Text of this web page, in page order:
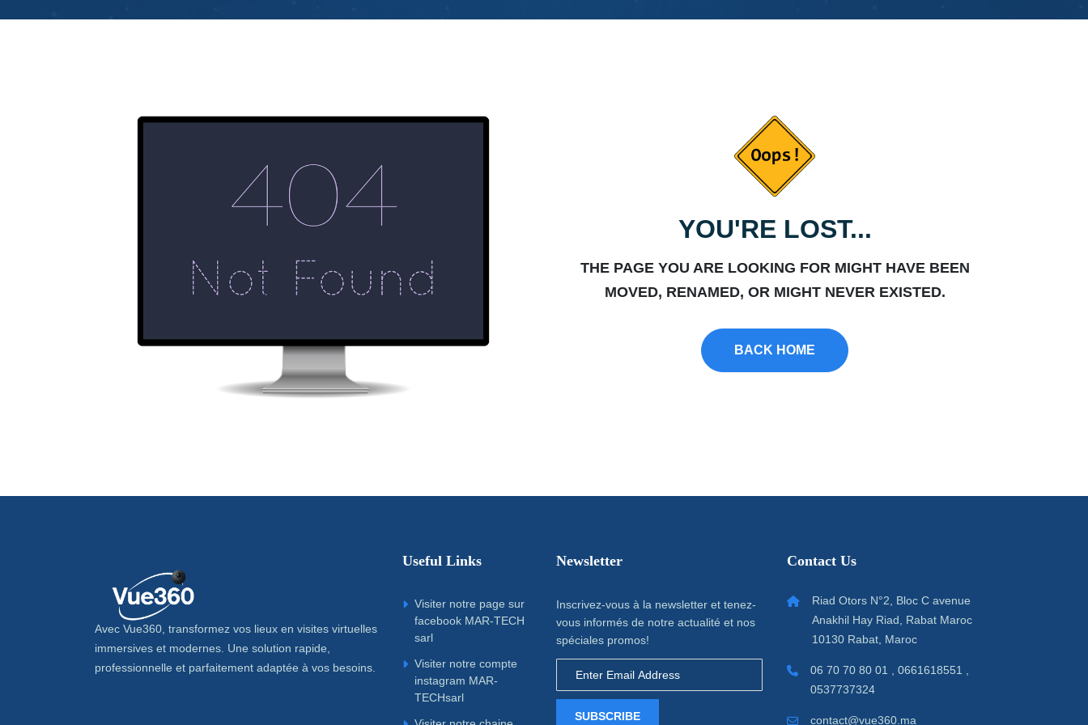
YOU'RE LOST...
THE PAGE YOU ARE LOOKING FOR MIGHT HAVE BEEN
MOVED, RENAMED, OR MIGHT NEVER EXISTED.
BACK HOME
Avec Vue360, transformez vos lieux en visites virtuelles
immersives et modernes. Une solution rapide,
professionnelle et parfaitement adaptée à vos besoins.
Useful Links
Visiter notre page sur
facebook MAR-TECH
sarl
Visiter notre compte
instagram MAR-
TECHsarl
Newsletter
Inscrivez-vous à la newsletter et tenez-
vous informés de notre actualité et nos
spéciales promos!
SUBSCRIBE
Contact Us
Riad Otors N°2, Bloc C avenue
Anakhil Hay Riad, Rabat Maroc
10130 Rabat, Maroc
06 70 70 80 01 , 0661618551 ,
0537737324
contact@vue360.ma